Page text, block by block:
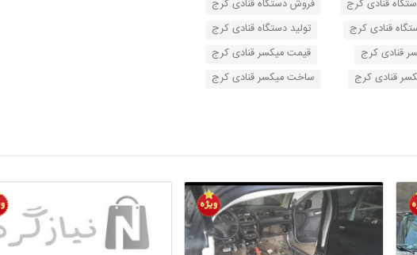
قنادی کرج
فروش دستگاه قنادی کرج
قنادی کرج
تولید دستگاه قنادی کرج
قنادی کرج
قیمت میکسر قنادی کرج
قنادی کرج
ساخت میکسر قنادی کرج